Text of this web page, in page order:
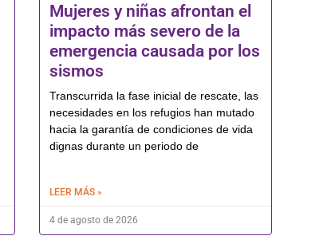
Mujeres y niñas afrontan el
impacto más severo de la
emergencia causada por los
sismos
Transcurrida la fase inicial de rescate, las
necesidades en los refugios han mutado
hacia la garantía de condiciones de vida
dignas durante un periodo de
LEER MÁS »
4 de agosto de 2026